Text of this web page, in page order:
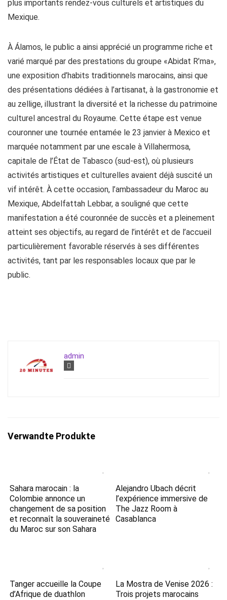
plus importants rendez-vous culturels et artistiques du
Mexique.
À Álamos, le public a ainsi apprécié un programme riche et
varié marqué par des prestations du groupe «Abidat R’ma»,
une exposition d’habits traditionnels marocains, ainsi que
des présentations dédiées à l’artisanat, à la gastronomie et
au zellige, illustrant la diversité et la richesse du patrimoine
culturel ancestral du Royaume. Cette étape est venue
couronner une tournée entamée le 23 janvier à Mexico et
marquée notamment par une escale à Villahermosa,
capitale de l’État de Tabasco (sud-est), où plusieurs
activités artistiques et culturelles avaient déjà suscité un
vif intérêt. À cette occasion, l’ambassadeur du Maroc au
Mexique, Abdelfattah Lebbar, a souligné que cette
manifestation a été couronnée de succès et a pleinement
atteint ses objectifs, au regard de l’intérêt et de l’accueil
particulièrement favorable réservés à ses différentes
activités, tant par les responsables locaux que par le
public.
admin
Verwandte Produkte
Sahara marocain : la
Colombie annonce un
changement de sa position
et reconnaît la souveraineté
du Maroc sur son Sahara
Alejandro Ubach décrit
l’expérience immersive de
The Jazz Room à
Casablanca
Tanger accueille la Coupe
d’Afrique de duathlon
La Mostra de Venise 2026 :
Trois projets marocains